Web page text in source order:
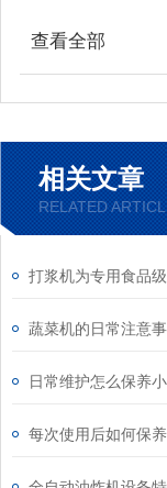
查看全部
相关文章
RELATED
打浆机为专用食品
蔬菜机的日常注意